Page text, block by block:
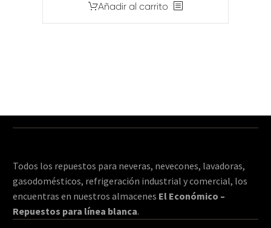
Añadir al carrito
Todos los repuestos para neveras, nevecones, lavadoras,
gasodomésticos, refrigeración industrial y comercial, los
encuentras en nuestros almacenes El Económico –
Repuestos para línea blanca.